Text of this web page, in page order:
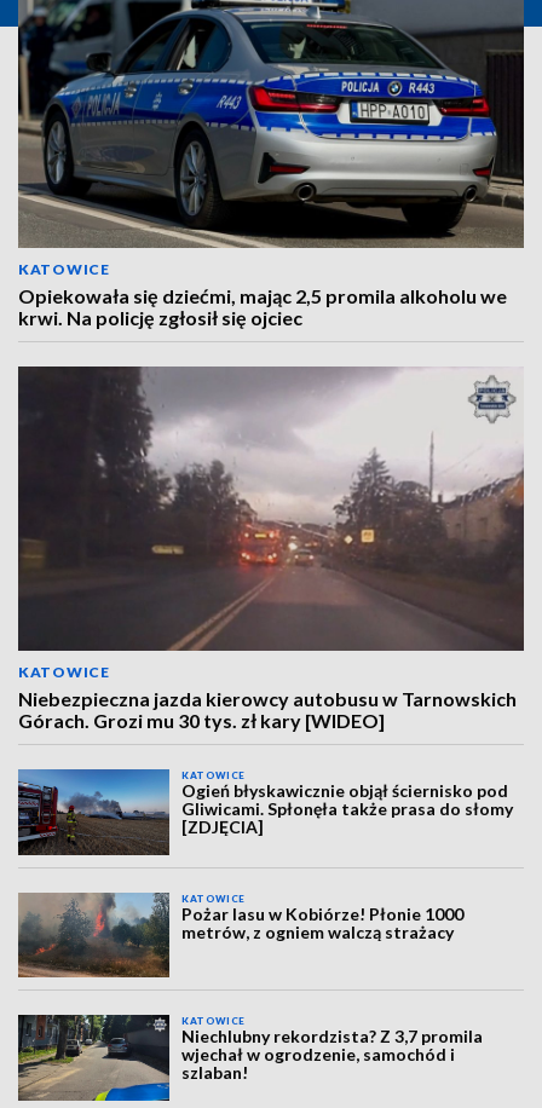
KATOWICE
Opiekowała się dziećmi, mając 2,5 promila alkoholu we
krwi. Na policję zgłosił się ojciec
KATOWICE
Niebezpieczna jazda kierowcy autobusu w Tarnowskich
Górach. Grozi mu 30 tys. zł kary [WIDEO]
KATOWICE
Ogień błyskawicznie objął ściernisko pod
Gliwicami. Spłonęła także prasa do słomy
[ZDJĘCIA]
KATOWICE
Pożar lasu w Kobiórze! Płonie 1000
metrów, z ogniem walczą strażacy
KATOWICE
Niechlubny rekordzista? Z 3,7 promila
wjechał w ogrodzenie, samochód i
szlaban!